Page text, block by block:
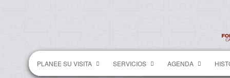
PLANEE SU VISITA SERVICIOS AGENDA